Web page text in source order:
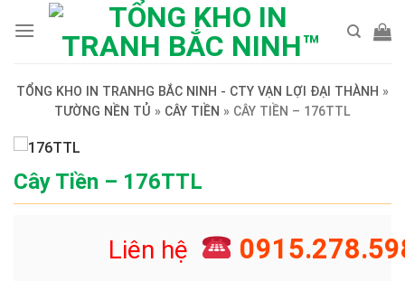
TỔNG KHO IN TRANHG BẮC NINH - CTY VẠN LỢI ĐẠI THÀNH »
TƯỜNG NỀN TỦ » CÂY TIỀN » CÂY TIỀN – 176TTL
Cây Tiền – 176TTL
Liên hệ